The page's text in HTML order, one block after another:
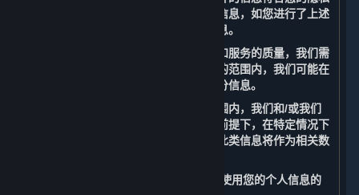
偏好。请勿上传、发布或分享任何个人信息，如您进行了上述
操作，我们将无法完全保护您的个人信息。
为改善您使用平台的体验以及提高内容和服务的质量，我们需
要合作伙伴的支持。为此，在法律允许的范围内，我们可能在
特定情况下委托我们的合作伙伴收集部分信息。
为保护您的个人信息，在法律允许的范围内，我们和/或我们
的合作伙伴也可能在不识别个人身份的前提下，在特定情况下
访问、收集、存储和使用部分信息，且此类信息将作为相关数
（三） 无需征得您的授权同意而收集和使用您的个人信息的